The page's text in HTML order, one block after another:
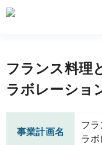
フランス料理
ラボレーショ
事業計画名
フ
ラ